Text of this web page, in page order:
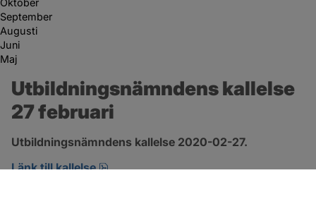
September
Augusti
Juni
Maj
Utbildningsnämndens kallelse
27 februari
Utbildningsnämndens kallelse 2020-02-27.
Länk till kallelse
pdf, öppnas i nytt fönster.